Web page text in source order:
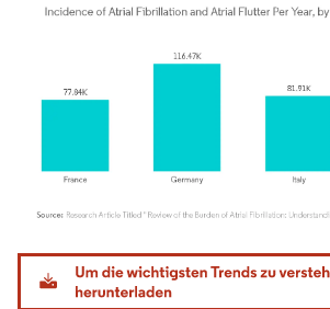
Bild © Mordor Intelligence. Wiederverwendung